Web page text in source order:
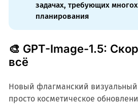
задачах, требующих
планирования
🎨 GPT-Image-1.5:
всё
Новый флагманский
просто косметическое